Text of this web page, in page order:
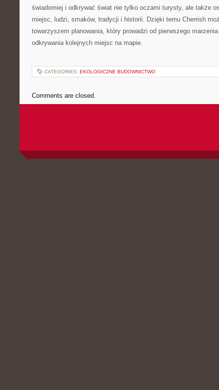
świadomiej i odkrywać świat nie tylko oczami turysty, ale także
miejsc, ludzi, smaków, tradycji i historii. Dzięki temu Cherrish
towarzyszem planowania, który prowadzi od pierwszego
odkrywania kolejnych miejsc na mapie.
CATEGORIES: EKOLOGICZNE BUDOWNICTWO
Comments are closed.